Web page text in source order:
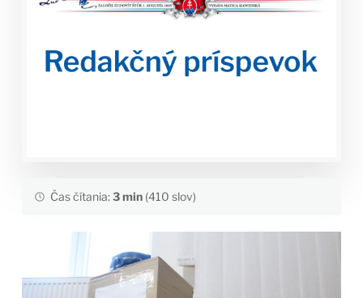
Čas čítania:3 min(410 slov)